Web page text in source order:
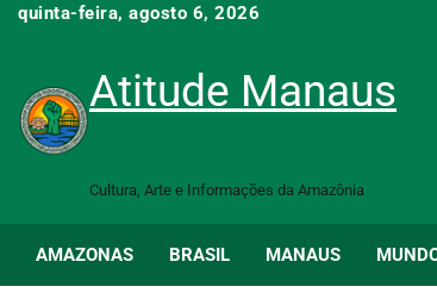
Skipquinta-feira, agosto 6, 2026
Atitude Manaus
Cultura, Arte e Informações da Amazônia
AMAZONAS BRASIL MANAUS